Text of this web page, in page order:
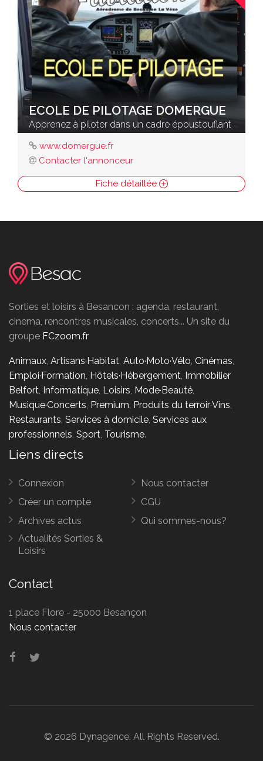
ECOLE DE PILOTAGE DOMERGUE
Apprenez à piloter dans un cadre époustouflant
www.domergue.fr
Contacter l'annonceur
Fiche détaillée
Sorties et loisirs à Besancon : agenda, restaurant,
cinema, rencontres musicales, concerts... Un site du
groupe FCzoom.fr
Animaux, Artisans·Habitat, Auto·Moto·Vélo, Cinémas,
Emploi·Formation, Hôtels·Hébergement, Immobilier
Belfort, Informatique, Loisirs, Mode·Beauté,
Musique·Concerts, Premium, Produits du terroir·Vins,
Restaurants, Services à domicile, Services aux
professionnels, Sport, Tourisme.
Liens directs
Connexion
Créer un compte
Archives actus
Actualités Sorties &
Loisirs
Nous contacter
CGU
Qui sommes-nous?
Contact
1 place Flore - 25000 Besançon
Nous contacter
© 2026 Dynagence. All Rights Reserved.